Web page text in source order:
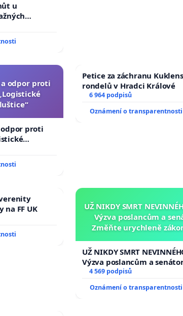
u
odpor proti
proti
Petice za záchranu
rondelů v Hradci Králové
6 964 podpisů
Oznámení o transparentnosti
FF UK
UŽ NIKDY SMRT
Výzva poslancům a
Změňte urychleně
opakovat!
UŽ NIKDY SMRT
Výzva poslancům a
Změňte urychleně zákon,
tragédie malé Viktorky už
opakovat!
4 569 podpisů
Oznámení o transparentnosti